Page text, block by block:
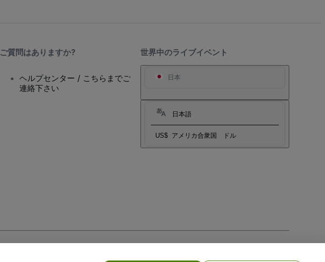
世界中のライブイベント
日本
日本語
US$ アメリカ合衆国 ドル
ご質問はありますか?
ヘルプセンター / こちらまでご
連絡下さい